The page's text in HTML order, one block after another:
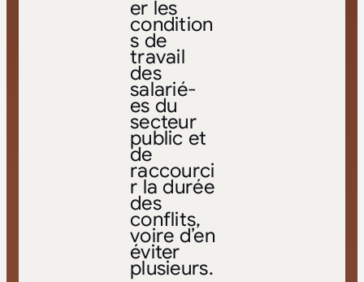
er les
condition
s de
travail
des
salarié-
es du
secteur
public et
de
raccourci
r la durée
des
conflits,
voire d’en
éviter
plusieurs.